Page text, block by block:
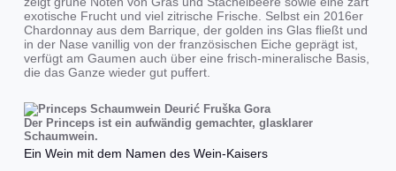
exotische Frucht und viel zitrische Frische. Selbst ein 2016er
Chardonnay aus dem Barrique, der golden ins Glas fließt und
in der Nase vanillig von der französischen Eiche geprägt ist,
verfügt am Gaumen auch über eine frisch-mineralische Basis,
die das Ganze wieder gut puffert.
Der Princeps ist ein aufwändig gemachter, glasklarer
Schaumwein.
Ein Wein mit dem Namen des Wein-Kaisers